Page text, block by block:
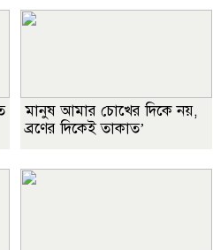
মানুষ আমার চোখের দিকে নয়,
ব্রণের দিকেই তাকাত’